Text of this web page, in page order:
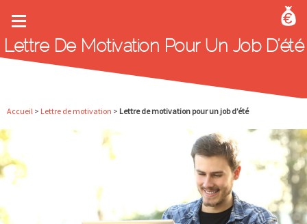
Lettre De Motivation Pour Un Job D’été
Accueil > Lettre de motivation > Lettre de motivation pour un job d’été